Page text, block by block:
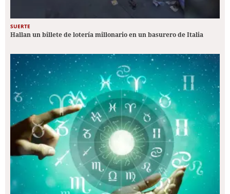
SUERTE
Hallan un billete de lotería millonario en un basurero de Italia